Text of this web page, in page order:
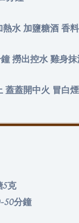
水 加鹽糖酒 香
撈出控水 雞身
蓋蓋開中火 冒白
5克
50分鐘